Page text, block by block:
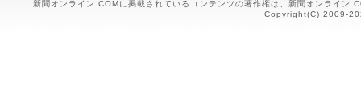
新聞オンライン.COMに掲載されているコンテンツの著作権は、新聞オンライン
Copyright(C) 2009-